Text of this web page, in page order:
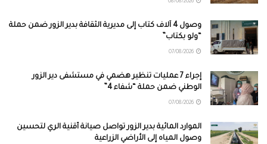
وصول 4 آلاف كتاب إلى مديرية الثقافة بدير الزور ضمن حملة
“ولو بكتاب”
إجراء 7 عمليات تنظير هضمي في مستشفى دير الزور
الوطني ضمن حملة “شفاء 4”
الموارد المائية بدير الزور تواصل صيانة أقنية الري لتحسين
وصول المياه إلى الأراضي الزراعية